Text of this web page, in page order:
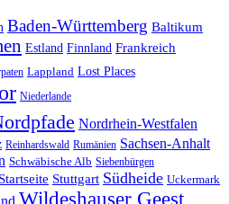
Baden-Württemberg Baltikum
Estland Finnland Frankreich
Lappland Lost Places
Niederlande
Nordrhein-Westfalen
Reinhardswald Rumänien Sachsen-Anhalt
Schwäbische Alb Siebenbürgen
Startseite Stuttgart Südheide Uckermark
Wildeshauser Geest